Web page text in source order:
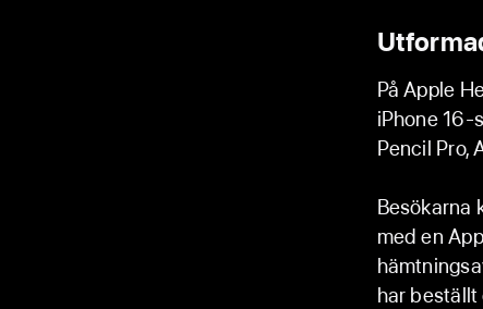
På Apple
iPhone 16-
Pencil Pro,
Besökarna
med en
har beställt